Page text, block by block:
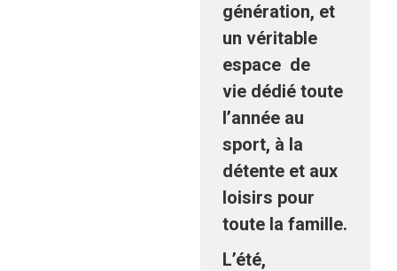
génération, et
un véritable
espace de
vie dédié toute
l’année au
sport, à la
détente et aux
loisirs pour
toute la famille.
L’été,